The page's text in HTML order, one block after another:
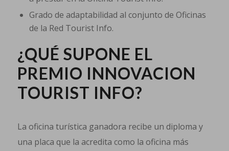
Grado de adaptabilidad al conjunto de Oficinas
de la Red Tourist Info.
¿QUÉ SUPONE EL
PREMIO INNOVACION
TOURIST INFO?
La oficina turística ganadora recibe un diploma y
una placa que la acredita como la oficina más